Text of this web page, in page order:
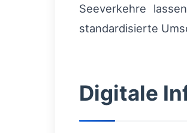
Seeverkehre
standardisierte
Digitale